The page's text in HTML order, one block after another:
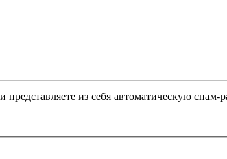
чтобы выяснить, являетесь ли Вы человеком или представляете из себя